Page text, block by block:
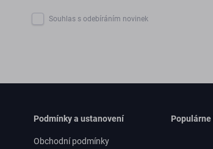
Souhlas s odebíráním novinek
Podmínky a ustanovení
Obchodní podmínky